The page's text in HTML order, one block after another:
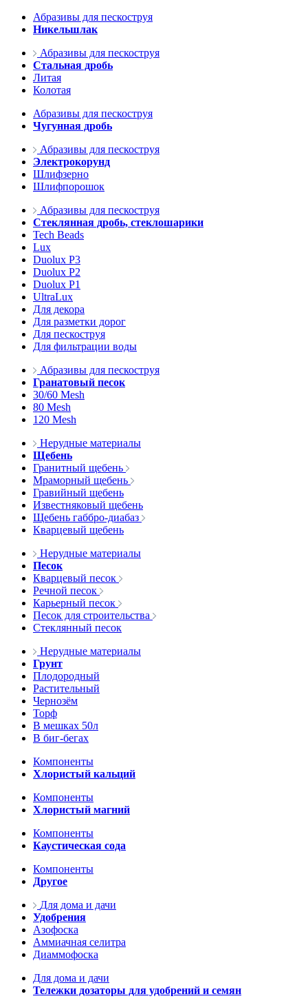
Абразивы для пескоструя
Никельшлак
Абразивы для пескоструя
Стальная дробь
Литая
Колотая
Абразивы для пескоструя
Чугунная дробь
Абразивы для пескоструя
Электрокорунд
Шлифзерно
Шлифпорошок
Абразивы для пескоструя
Стеклянная дробь, стеклошарики
Tech Beads
Lux
Duolux P3
Duolux P2
Duolux P1
UltraLux
Для декора
Для разметки дорог
Для пескоструя
Для фильтрации воды
Абразивы для пескоструя
Гранатовый песок
30/60 Mesh
80 Mesh
120 Mesh
Нерудные материалы
Щебень
Гранитный щебень
Мраморный щебень
Гравийный щебень
Известняковый щебень
Щебень габбро-диабаз
Кварцевый щебень
Нерудные материалы
Песок
Кварцевый песок
Речной песок
Карьерный песок
Песок для строительства
Стеклянный песок
Нерудные материалы
Грунт
Плодородный
Растительный
Чернозём
Торф
В мешках 50л
В биг-бегах
Компоненты
Хлористый кальций
Компоненты
Хлористый магний
Компоненты
Каустическая сода
Компоненты
Другое
Для дома и дачи
Удобрения
Азофоска
Аммиачная селитра
Диаммофоска
Для дома и дачи
Тележки дозаторы для удобрений и семян